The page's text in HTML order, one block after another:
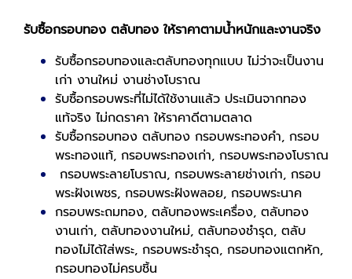
รับซื้อกรอบทอง ตลับทอง ให้ราคาตามน้ำหนักและงานจริง
รับซื้อกรอบทองและตลับทองทุกแบบ ไม่ว่าจะเป็นงาน
เก่า งานใหม่ งานช่างโบราณ
รับซื้อกรอบพระที่ไม่ได้ใช้งานแล้ว ประเมินจากทอง
แท้จริง ไม่กดราคา ให้ราคาดีตามตลาด
รับซื้อกรอบทอง ตลับทอง กรอบพระทองคำ, กรอบ
พระทองแท้, กรอบพระทองเก่า, กรอบพระทองโบราณ
กรอบพระลายโบราณ, กรอบพระลายช่างเก่า, กรอบ
พระฝังเพชร, กรอบพระฝังพลอย, กรอบพระนาค
กรอบพระถมทอง, ตลับทองพระเครื่อง, ตลับทอง
งานเก่า, ตลับทองงานใหม่, ตลับทองชำรุด, ตลับ
ทองไม่ได้ใส่พระ, กรอบพระชำรุด, กรอบทองแตกหัก,
กรอบทองไม่ครบชิ้น